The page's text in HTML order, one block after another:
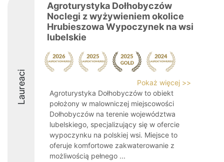
Laureaci
Agroturystyka Dołhobyczów
Noclegi z wyżywieniem okolice
Hrubieszowa Wypoczynek na wsi
lubelskie
Pokaż więcej >>
Agroturystyka Dołhobyczów to obiekt
położony w malowniczej miejscowości
Dołhobyczów na terenie województwa
lubelskiego, specjalizujący się w ofercie
wypoczynku na polskiej wsi. Miejsce to
oferuje komfortowe zakwaterowanie z
możliwością pełnego ...